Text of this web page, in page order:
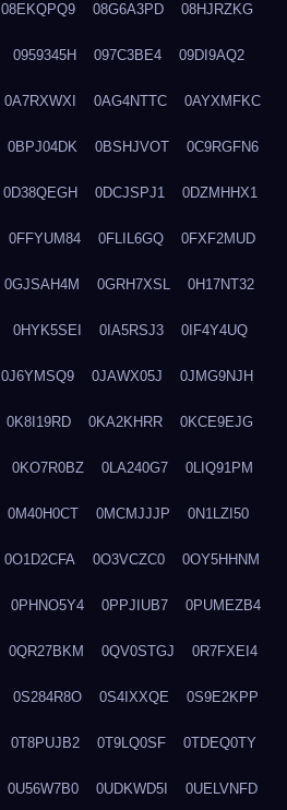
08EKQPQ9 08G6A3PD 08HJRZKG
0959345H 097C3BE4 09DI9AQ2
0A7RXWXI 0AG4NTTC 0AYXMFKC
0BPJ04DK 0BSHJVOT 0C9RGFN6
0D38QEGH 0DCJSPJ1 0DZMHHX1
0FFYUM84 0FLIL6GQ 0FXF2MUD
0GJSAH4M 0GRH7XSL 0H17NT32
0HYK5SEI 0IA5RSJ3 0IF4Y4UQ
0J6YMSQ9 0JAWX05J 0JMG9NJH
0K8I19RD 0KA2KHRR 0KCE9EJG
0KO7R0BZ 0LA240G7 0LIQ91PM
0M40H0CT 0MCMJJJP 0N1LZI50
0O1D2CFA 0O3VCZC0 0OY5HHNM
0PHNO5Y4 0PPJIUB7 0PUMEZB4
0QR27BKM 0QV0STGJ 0R7FXEI4
0S284R8O 0S4IXXQE 0S9E2KPP
0T8PUJB2 0T9LQ0SF 0TDEQ0TY
0U56W7B0 0UDKWD5I 0UELVNFD